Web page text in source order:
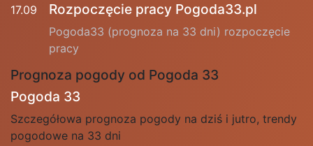
17.09 Rozpoczęcie pracy Pogoda33.pl
Pogoda33 (prognoza na 33 dni) rozpoczęcie
pracy
Prognoza pogody od Pogoda 33
Pogoda 33
Szczegółowa prognoza pogody na dziś i jutro, trendy
pogodowe na 33 dni